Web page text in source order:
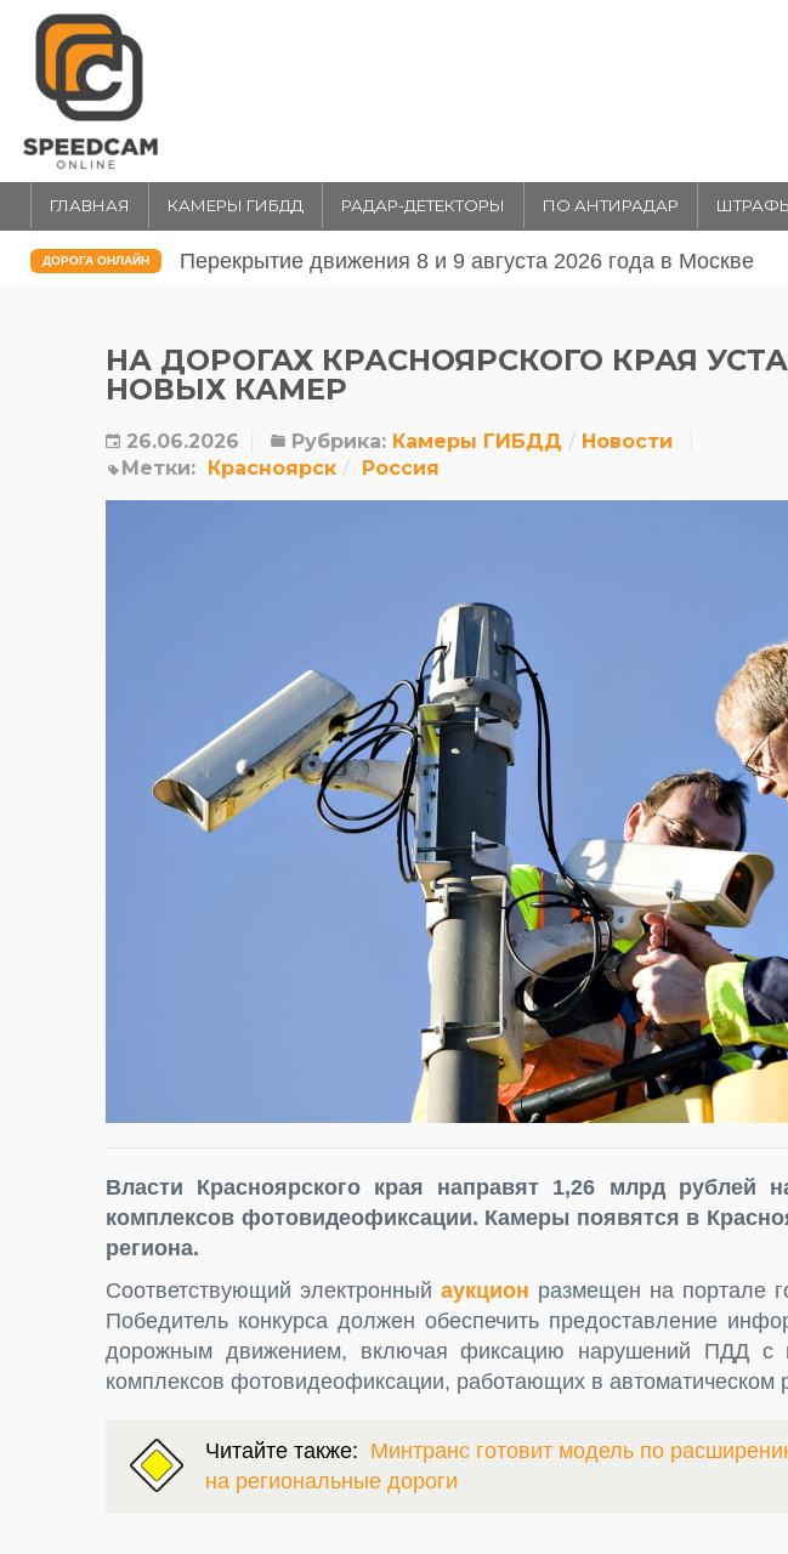
ГЛАВНАЯ КАМЕРЫ ГИБДД РАДАР-ДЕТЕКТОРЫ ПО АНТИРАДАР
ДОРОГА ОНЛАЙН Перекрытие движения 31 июля и 1 августа 20026 года в
НА ДОРОГАХ КРАСНОЯРСКОГО КРАЯ
НОВЫХ КАМЕР
26.06.2026 Рубрика: Камеры ГИБДД
Новости
Метки: Красноярск Россия
Власти Красноярского края направят 1,26 млрд рублей
комплексов фотовидеофиксации. Камеры появятся в
региона.
Соответствующий электронный аукцион размещен на портале
Победитель конкурса должен обеспечить предоставление
дорожным движением, включая фиксацию нарушений ПДД с
комплексов фотовидеофиксации, работающих в автоматическом
Читайте также: Минтранс готовит модель по
на региональные дороги